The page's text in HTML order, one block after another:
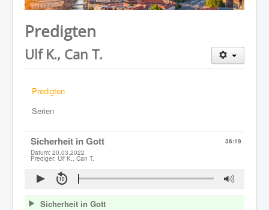
KONTAKT
Predigten
Ulf K., Can T.
Predigten
Serien
36:19
Sicherheit in Gott
Datum: 20.03.2022
Prediger: Ulf K., Can T.
Sicherheit in Gott